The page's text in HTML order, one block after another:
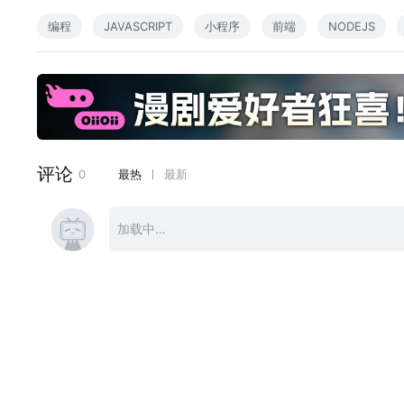
编程 JAVASCRIPT 小程序 前端 NODEJS